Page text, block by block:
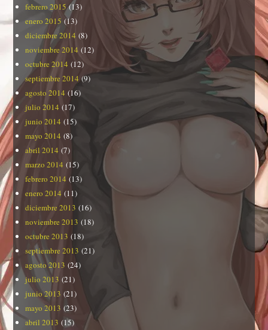
febrero 2015(13)
enero 2015 (13)
diciembre 2014 (8)
noviembre 2014 (12)
octubre 2014 (12)
septiembre 2014(9)
agosto 2014 (16)
julio 2014 (17)
junio 2014 (15)
mayo 2014 (8)
abril 2014 (7)
marzo 2014 (15)
febrero 2014 (13)
enero 2014 (11)
diciembre 2013 (16)
noviembre 2013 (18)
octubre 2013 (18)
septiembre 2013 (21)
agosto 2013 (24)
julio 2013 (21)
junio 2013 (21)
mayo 2013 (23)
abril 2013 (15)